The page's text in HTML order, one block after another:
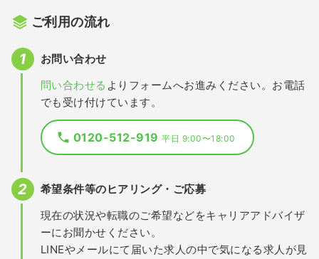
ご利用の流れ
お問い合わせ
問い合わせる よりフォームへお進みください。お電話
でも受け付けています。
0120-512-919平日 9:00〜18:00
希望条件等のヒアリング・ご応募
現在の状況や転職のご希望などをキャリアアドバイザ
ーにお聞かせください。
LINEやメールにて届いた求人の中で気になる求人が見